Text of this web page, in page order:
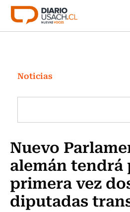
Click acá para ir directamente al
Investigación
Cultura
Programas Radio y TV
Noticias
Nuevo
alemán tendrá
primera vez
diputadas